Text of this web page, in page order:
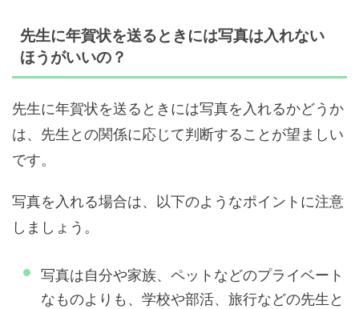
先生に年賀状を送るときには写真は入れない
ほうがいいの？
先生に年賀状を送るときには写真を入れるかどうか
は、先生との関係に応じて判断することが望ましい
です。
写真を入れる場合は、以下のようなポイントに注意
しましょう。
写真は自分や家族、ペットなどのプライベート
なものよりも、学校や部活、旅行などの先生と